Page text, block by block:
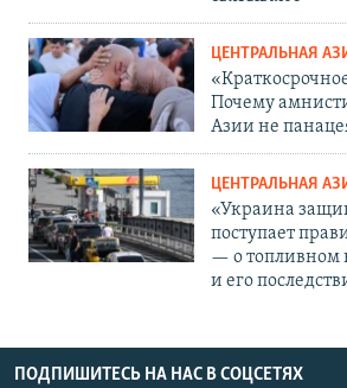
ЦЕНТРАЛЬНАЯ
Почему
Азии не
ЦЕНТРАЛЬНАЯ
«Украина
поступает
— о топливном
и его
ПОДПИШИТЕСЬ НА НАС В СОЦСЕТЯХ